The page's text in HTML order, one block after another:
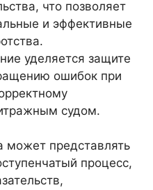
что позволяет
и эффективные
уделяется защите
ошибок при
судом.
может представлять
процесс,